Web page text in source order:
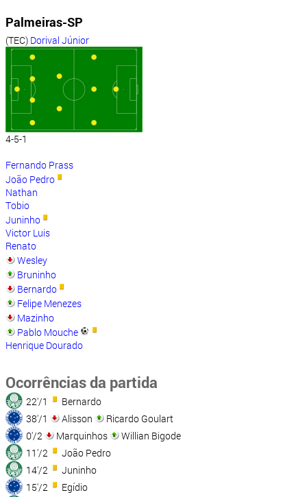
Palmeiras-SP
(TEC) Dorival Júnior
4-5-1
Fernando Prass
João Pedro
Nathan
Tobio
Juninho
Victor Luis
Renato
Wesley
Bruninho
Bernardo
Felipe Menezes
Mazinho
Pablo Mouche
Henrique Dourado
Ocorrências da partida
22'/1
Bernardo
38'/1
Alisson
Ricardo Goulart
0'/2
Marquinhos
Willian Bigode
11'/2
João Pedro
14'/2
Juninho
15'/2
Egídio